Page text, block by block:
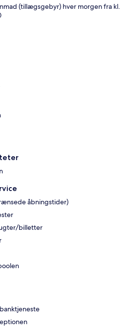
(tillægsgebyr) hver morgen fra kl.
åbningstider)
billetter